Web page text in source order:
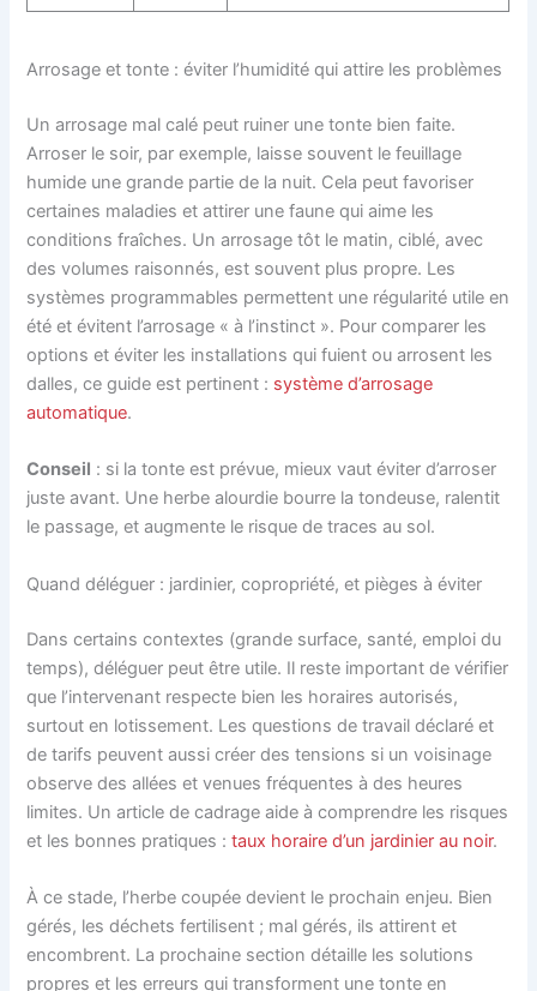
Arrosage et tonte : éviter l’humidité qui attire les problèmes
Un arrosage mal calé peut ruiner une tonte bien faite.
Arroser le soir, par exemple, laisse souvent le feuillage
humide une grande partie de la nuit. Cela peut favoriser
certaines maladies et attirer une faune qui aime les
conditions fraîches. Un arrosage tôt le matin, ciblé, avec
des volumes raisonnés, est souvent plus propre. Les
systèmes programmables permettent une régularité utile en
été et évitent l’arrosage « à l’instinct ». Pour comparer les
options et éviter les installations qui fuient ou arrosent les
dalles, ce guide est pertinent : système d’arrosage
automatique.
Conseil : si la tonte est prévue, mieux vaut éviter d’arroser
juste avant. Une herbe alourdie bourre la tondeuse, ralentit
le passage, et augmente le risque de traces au sol.
Quand déléguer : jardinier, copropriété, et pièges à éviter
Dans certains contextes (grande surface, santé, emploi du
temps), déléguer peut être utile. Il reste important de vérifier
que l’intervenant respecte bien les horaires autorisés,
surtout en lotissement. Les questions de travail déclaré et
de tarifs peuvent aussi créer des tensions si un voisinage
observe des allées et venues fréquentes à des heures
limites. Un article de cadrage aide à comprendre les risques
et les bonnes pratiques :taux horaire d’un jardinier au noir.
À ce stade, l’herbe coupée devient le prochain enjeu. Bien
gérés, les déchets fertilisent ; mal gérés, ils attirent et
encombrent. La prochaine section détaille les solutions
propres et les erreurs qui transforment une tonte en